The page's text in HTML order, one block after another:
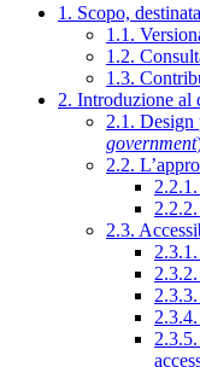
1. Scopo,
1.1.
1.2.
1.3.
2. Introduzione al
2.1. Design
government
2.2.
2.3.